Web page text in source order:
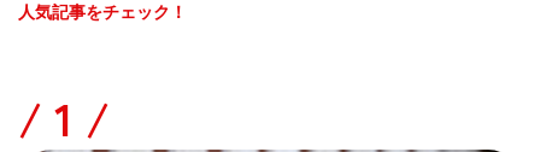
人気記事をチェック！
/